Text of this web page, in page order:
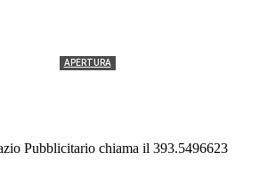
APERTURA
Pubblicitario chiama il 393.5496623